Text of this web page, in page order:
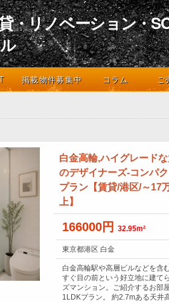
・リノベーション・
掲載物件募集中 コラム ご
白金高輪,ハイグレード
のデザイナーズ-コンパ
プラン【賃貸/港区/～17
上】
166000円 32.95m²
東京都港区 白金
白金高輪駅や高層ビルなどを含
すぐ目の前という好立地に建て
ズマンション。ご紹介するお部
1LDKプラン。 約2.7mある天井